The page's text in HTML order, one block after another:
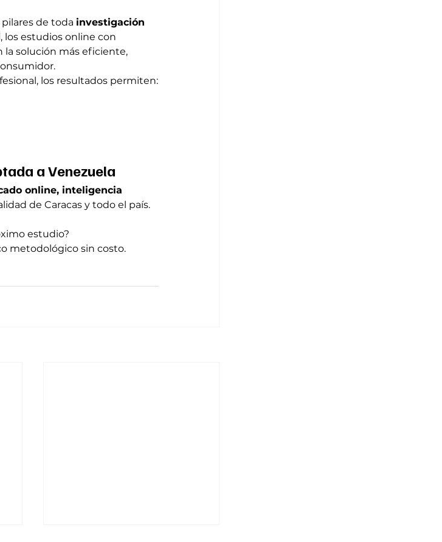
de toda investigación
los estudios online con
la solución más eficiente,
los resultados permiten:
a Venezuela
online, inteligencia
de Caracas y todo el país.
estudio?
metodológico sin costo.